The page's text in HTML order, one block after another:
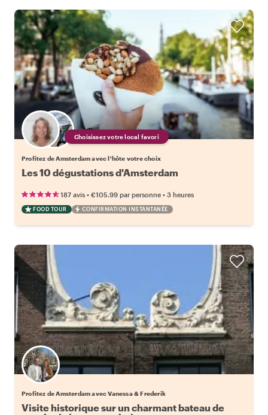
Choisissez votre local favori
Profitez de Amsterdam avec l'hôte votre choix
Les 10 dégustations d'Amsterdam
187 avis • €105.99 par personne • 3 heures
FOOD TOUR CONFIRMATION INSTANTANÉE
Profitez de Amsterdam avec Vanessa & Frederik
Visite historique sur un charmant bateau de